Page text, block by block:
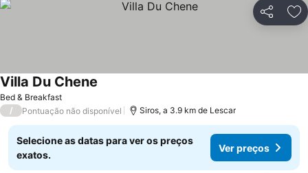
Partilhar
Bed & Breakfast
Villa Du Chene
/ Pontuação não disponível Siros, a 3.9 km de Lescar
Selecione as datas para ver os preços
exatos.
Ver preços